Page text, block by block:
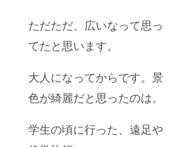
ただただ、広いなって思っ
てたと思います。
大人になってからです。景
色が綺麗だと思ったのは。
学生の頃に行った、遠足や